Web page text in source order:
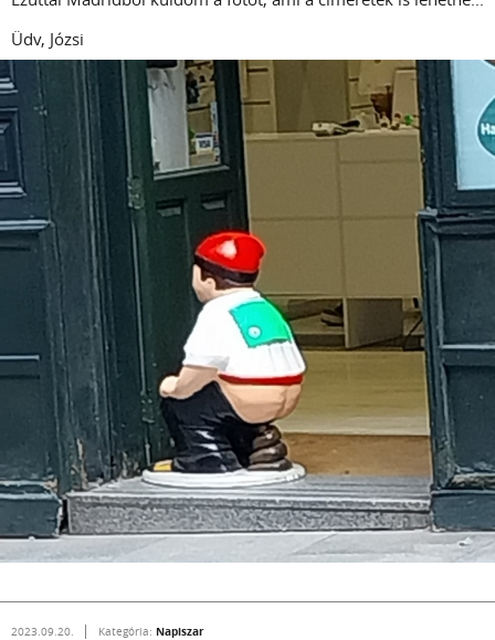
Üdv, Józsi
2023.09.20. Kategória: Napiszar